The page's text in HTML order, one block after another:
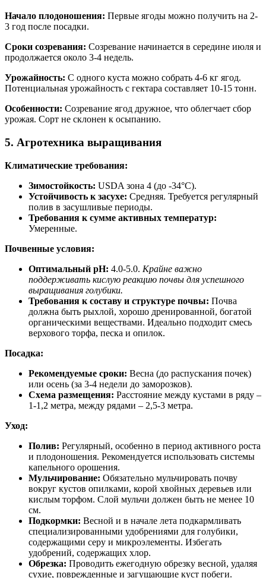
Начало плодоношения: Первые ягоды можно получить на 2-
3 год после посадки.
Сроки созревания: Созревание начинается в середине июля и
продолжается около 3-4 недель.
Урожайность: С одного куста можно собрать 4-6 кг ягод.
Потенциальная урожайность с гектара составляет 10-15 тонн.
Особенности: Созревание ягод дружное, что облегчает сбор
урожая. Сорт не склонен к осыпанию.
5. Агротехника выращивания
Климатические требования:
Зимостойкость: USDA зона 4 (до -34°C).
Устойчивость к засухе: Средняя. Требуется регулярный
полив в засушливые периоды.
Требования к сумме активных температур:
Умеренные.
Почвенные условия:
Оптимальный pH: 4.0-5.0. Крайне важно
поддерживать кислую реакцию почвы для успешного
выращивания голубики.
Требования к составу и структуре почвы: Почва
должна быть рыхлой, хорошо дренированной, богатой
органическими веществами. Идеально подходит смесь
верхового торфа, песка и опилок.
Посадка:
Рекомендуемые сроки: Весна (до распускания почек)
или осень (за 3-4 недели до заморозков).
Схема размещения: Расстояние между кустами в ряду –
1-1,2 метра, между рядами – 2,5-3 метра.
Уход:
Полив: Регулярный, особенно в период активного роста
и плодоношения. Рекомендуется использовать системы
капельного орошения.
Мульчирование: Обязательно мульчировать почву
вокруг кустов опилками, корой хвойных деревьев или
кислым торфом. Слой мульчи должен быть не менее 10
см.
Подкормки: Весной и в начале лета подкармливать
специализированными удобрениями для голубики,
содержащими серу и микроэлементы. Избегать
удобрений, содержащих хлор.
Обрезка: Проводить ежегодную обрезку весной, удаляя
сухие, поврежденные и загущающие куст побеги.